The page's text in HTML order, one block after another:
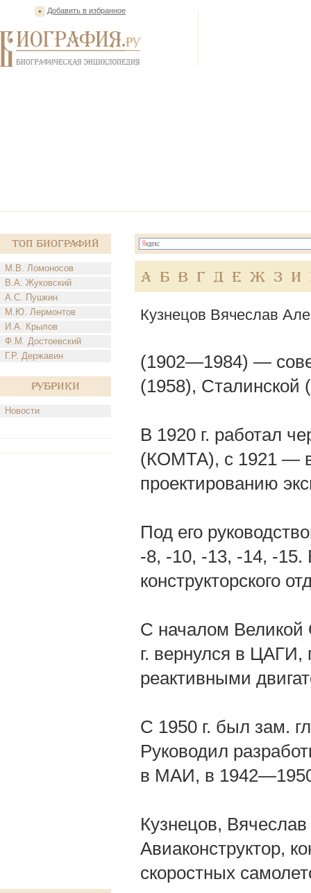
Добавить в избранное
Топ Биографий
М.В. Ломоносов
В.А. Жуковский
А.С. Пушкин
М.Ю. Лермонтов
И.А. Крылов
Ф.М. Достоевский
Г.Р. Державин
Рубрики
Новости
А Б В Г Д Е Ж З И
Кузнецов Вячеслав
(1902—1984) —
(1958), Сталинской
В 1920 г. работал
(КОМТА), с 1921 — в
проектированию
Под его
-8, -10, -13, -14, -
конструкторского
С началом Великой
г. вернулся в ЦАГИ,
реактивными
С 1950 г. был зам.
Руководил
в МАИ, в
Кузнецов,
Авиаконструктор,
скоростных